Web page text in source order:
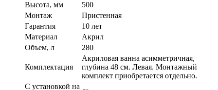
Высота, мм
500
Монтаж
Пристенная
Гарантия
10 лет
Материал
Акрил
Объем, л
280
Комплектация
Акриловая ванна асимметричная,
глубина 48 см. Левая. Монтажный
комплект приобретается отдельно.
С установкой на